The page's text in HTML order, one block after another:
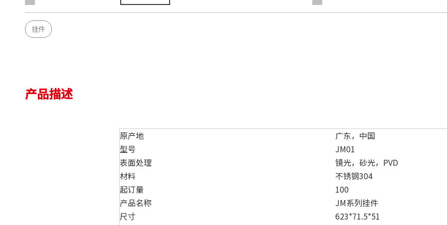
挂件
产品描述
原产地
广东，中国
型号
JM01
表面处理
镜光，砂光，PVD
材料
不锈钢304
起订量
100
产品名称
JM系列挂件
尺寸
623*71.5*51